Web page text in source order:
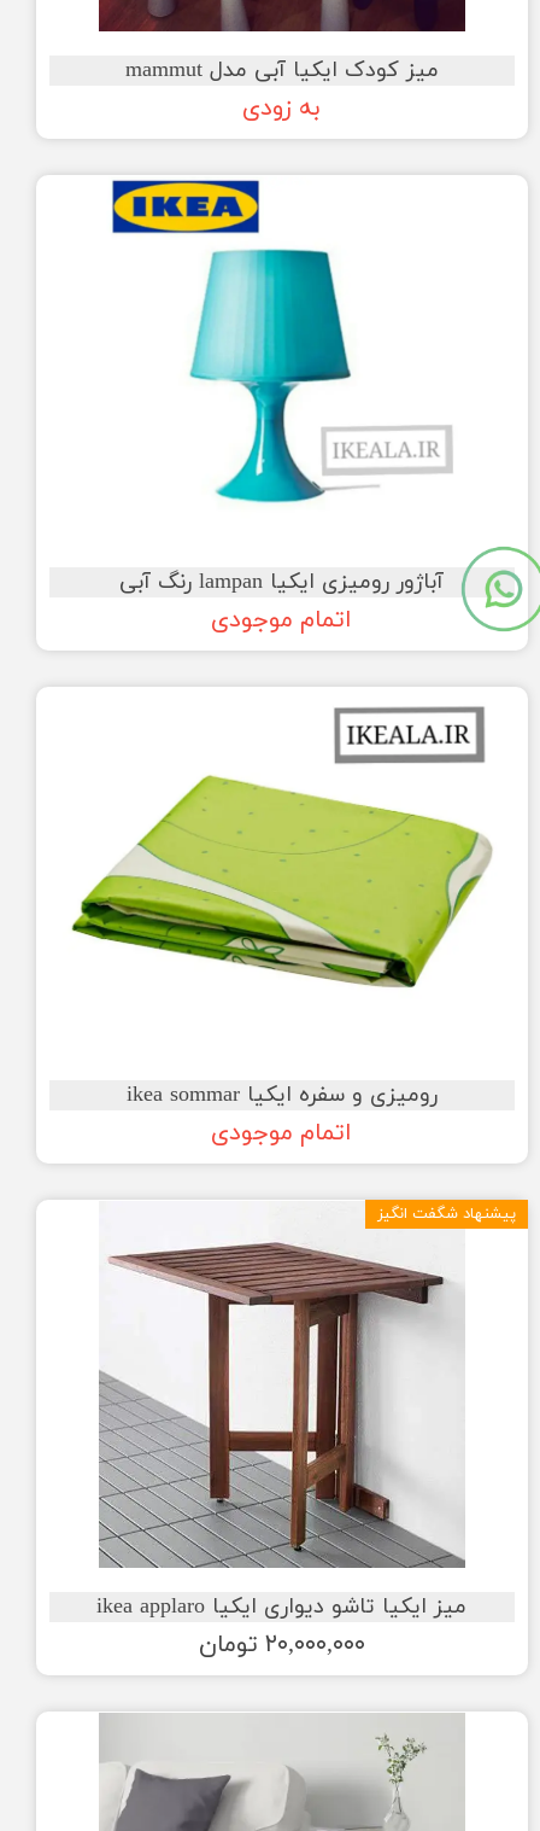
میز کودک ایکیا آبی مدل mammut
به زودی
آباژور رومیزی ایکیا lampan رنگ آبی
اتمام موجودی
رومیزی و سفره ایکیا ikea sommar
اتمام موجودی
میز ایکیا تاشو دیواری ایکیا ikea applaro
۲۰,۰۰۰,۰۰۰ تومان
پیشنهاد شگفت انگیز